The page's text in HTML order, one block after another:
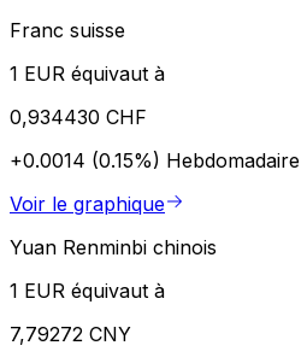
Franc suisse
1 EUR équivaut à
0,934430 CHF
+0.0014 (0.15%) Hebdomadaire
Voir le graphique
Yuan Renminbi chinois
1 EUR équivaut à
7,79272 CNY